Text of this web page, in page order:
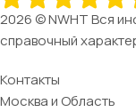
2026 © NWHT Вся
справочный
Контакты
Москва и Область